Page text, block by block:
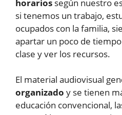
horarios según nuestro
si tenemos un trabajo,
ocupados con la familia,
apartar un poco de
clase y ver los recursos.
El material audiovisual
organizado y se tienen
educación convencional,